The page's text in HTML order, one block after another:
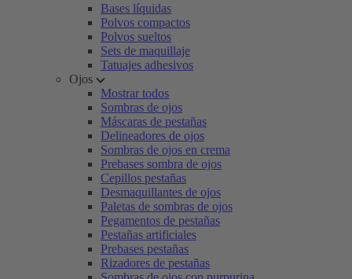
Bases líquidas
Polvos compactos
Polvos sueltos
Sets de maquillaje
Tatuajes adhesivos
Ojos
Mostrar todos
Sombras de ojos
Máscaras de pestañas
Delineadores de ojos
Sombras de ojos en crema
Prebases sombra de ojos
Cepillos pestañas
Desmaquillantes de ojos
Paletas de sombras de ojos
Pegamentos de pestañas
Pestañas artificiales
Prebases pestañas
Rizadores de pestañas